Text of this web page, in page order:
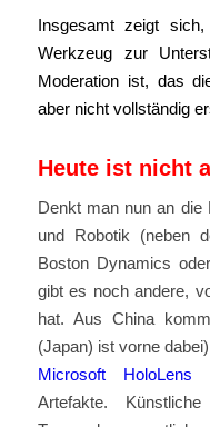
Insgesamt zeigt
Werkzeug zur
Moderation ist, das
aber nicht vollständig
Heute ist nicht
Denkt man nun an die
und Robotik (neben
Boston Dynamics
gibt es noch andere,
hat. Aus China
(Japan) ist vorne
Microsoft HoloLens
Artefakte.